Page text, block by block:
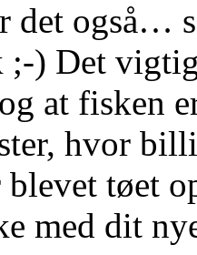
det også…
;-) Det
at fisken
hvor
blevet tøet
med dit